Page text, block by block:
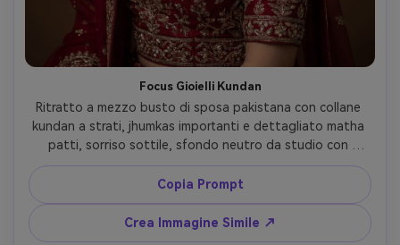
Focus Gioielli Kundan
Ritratto a mezzo busto di sposa pakistana con collane
kundan a strati, jhumkas importanti e dettagliato matha
patti, sorriso sottile, sfondo neutro da studio con
degradè soft, scattata con Sony A1, 85mm f/1.4, beauty
dish e fill delicata, dettagli nitidi su ricamo e pietre,
editoriale di moda sposa fotorealistico --ar 4:5
Copia Prompt
Crea Immagine Simile ↗